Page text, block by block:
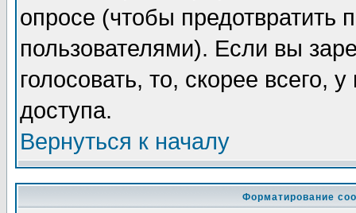
опросе (чтобы предотвратить
пользователями). Если вы
голосовать, то, скорее всего,
доступа.
Вернуться к началу
Форматирование